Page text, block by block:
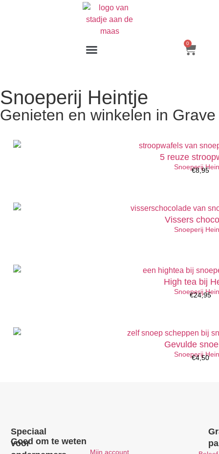
0
Snoeperij Heintje
Genieten en winkelen in Grave
5 reuze
Snoeperij
€8,95
Vissers
Snoeperij
High tea bij
Snoeperij
€24,95
Gevulde
Snoeperij
€4,50
Goed om te weten
Mijn account
Speciaal
voor